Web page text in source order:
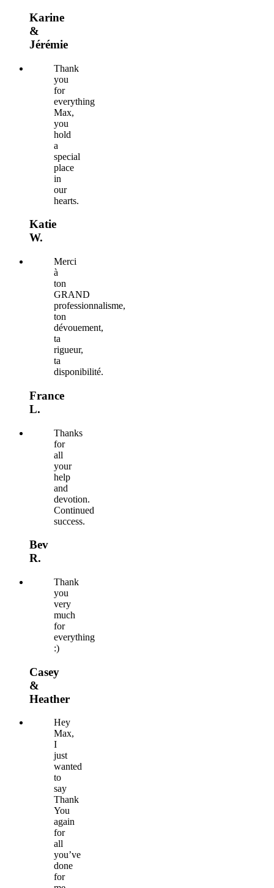
Karine
&
Jérémie
Thank
you
for
everything
Max,
you
hold
a
special
place
in
our
hearts.
Katie
W.
Merci
à
ton
GRAND
professionnalisme,
ton
dévouement,
ta
rigueur,
ta
disponibilité.
France
L.
Thanks
for
all
your
help
and
devotion.
Continued
success.
Bev
R.
Thank
you
very
much
for
everything
:)
Casey
&
Heather
Hey
Max,
I
just
wanted
to
say
Thank
You
again
for
all
you’ve
done
for